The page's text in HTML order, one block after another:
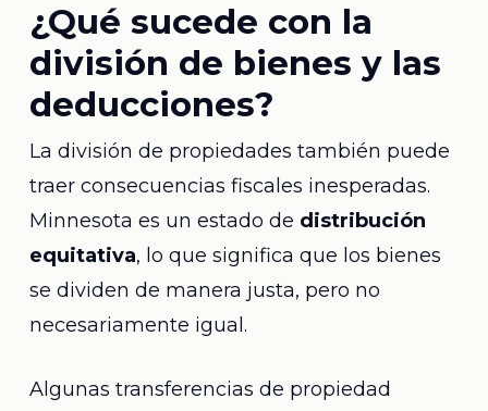
¿Qué sucede con la
división de bienes y las
deducciones?
La división de propiedades también puede
traer consecuencias fiscales inesperadas.
Minnesota es un estado de distribución
equitativa, lo que significa que los bienes
se dividen de manera justa, pero no
necesariamente igual.
Algunas transferencias de propiedad